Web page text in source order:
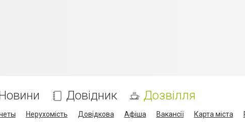
Довідник Дозвілля
Нерухомість Довідкова Афіша Вакансії Карта міста